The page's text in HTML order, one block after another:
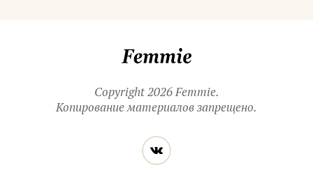
Copyright 2026 Femmie.
Копирование материалов запрещено.
Читайте
нас
в социальных